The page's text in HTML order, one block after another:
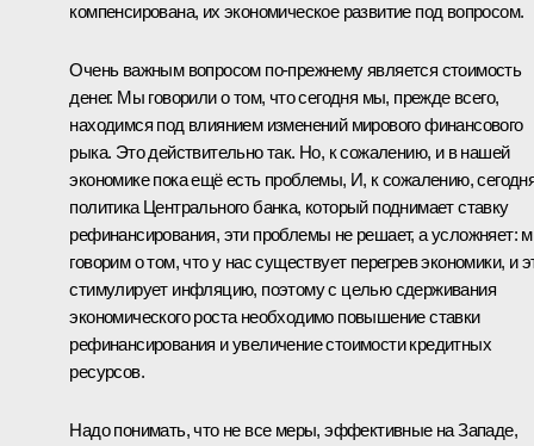
компенсирована, их экономическое развитие под вопросом.
Очень важным вопросом по‑прежнему является стоимость
денег. Мы говорили о том, что сегодня мы, прежде всего,
находимся под влиянием изменений мирового финансового
рыка. Это действительно так. Но, к сожалению, и в нашей
экономике пока ещё есть проблемы, И, к сожалению,
политика Центрального банка, который поднимает ставку
рефинансирования, эти проблемы не решает, а усложняет:
говорим о том, что у нас существует перегрев экономики, и
стимулирует инфляцию, поэтому с целью сдерживания
экономического роста необходимо повышение ставки
рефинансирования и увеличение стоимости кредитных
ресурсов.
Надо понимать, что не все меры, эффективные на Западе,